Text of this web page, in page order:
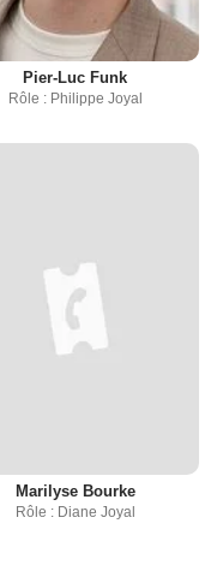
Pier-Luc Funk
Rôle : Philippe Joyal
Marilyse Bourke
Rôle : Diane Joyal